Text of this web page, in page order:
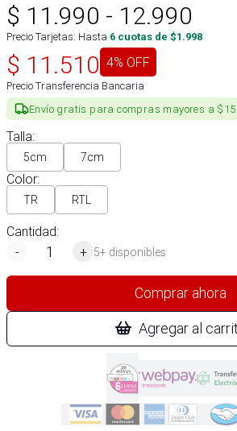
$ 11.990 - 12.990
Precio Tarjetas: Hasta 6 cuotas de $1.998
$ 11.510 4% OFF
Precio Transferencia Bancaria
Envío gratis para compras mayores a
Talla:
5cm 7cm
Color:
TR RTL
Cantidad:
-
+ 5+ disponibles
Comprar ahora
Agregar al